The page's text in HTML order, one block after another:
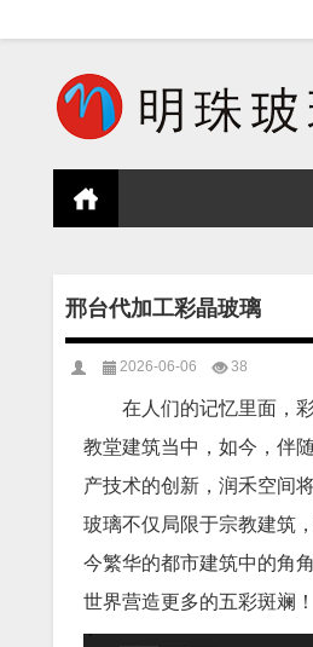
邢台代加工彩晶玻璃
2026-06-06 38
在人们的记忆里面，
教堂建筑当中，如今，伴
产技术的创新，润禾空间
玻璃不仅局限于宗教建筑
今繁华的都市建筑中的角
世界营造更多的五彩斑斓！